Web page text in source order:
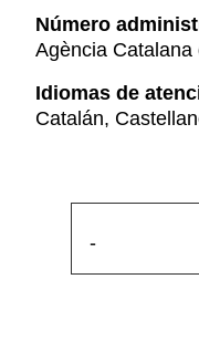
Número
Agència Catalana
Idiomas de
Catalán,
-